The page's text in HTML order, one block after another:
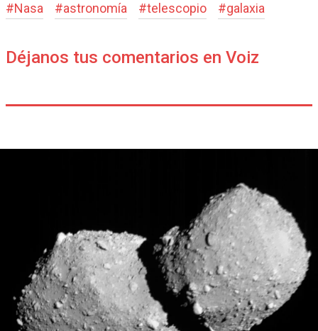
#Nasa #astronomía #telescopio #galaxia
Déjanos tus comentarios en Voiz